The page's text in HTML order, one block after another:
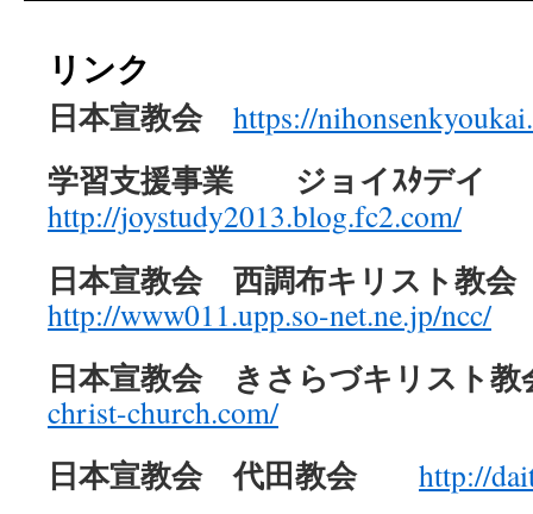
リンク
日本宣教会 https://
学習支援事業 ジョイｽﾀデ
http://joystudy2013.blog.fc2.com/
日本宣教会 西調布キリスト教会
http://www011.upp.so-net.ne.jp/ncc/
日本宣教会 きさらづキリスト
christ-church.com/
日本宣教会 代田教会 http://